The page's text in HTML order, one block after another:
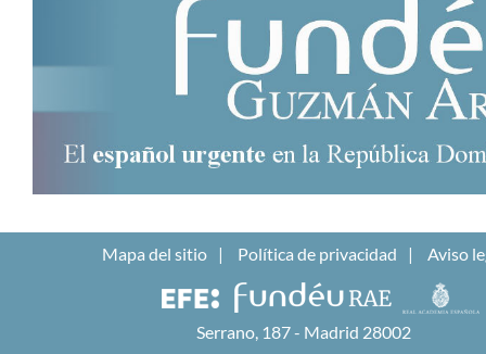
Mapa del sitio Política de privacidad Aviso
Serrano, 187 - Madrid 28002